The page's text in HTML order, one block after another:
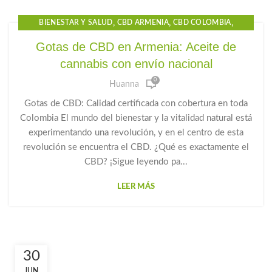
BIENESTAR Y SALUD, CBD ARMENIA, CBD COLOMBIA,
CBD PRECIO,GOTAS CBD PARA DORMIR,
GOTAS DE CANNABIDIOL,GOTAS DE CANNABIS
GOTAS DE CBD, GOTAS PARA LA ANSIEDAD
PRODUCTOS CBD
Gotas de CBD en Armenia: Aceite de
cannabis con envío nacional
Huanna 0
Gotas de CBD: Calidad certificada con cobertura en toda
Colombia El mundo del bienestar y la vitalidad natural está
experimentando una revolución, y en el centro de esta
revolución se encuentra el CBD. ¿Qué es exactamente el
CBD? ¡Sigue leyendo pa...
LEER MÁS
30